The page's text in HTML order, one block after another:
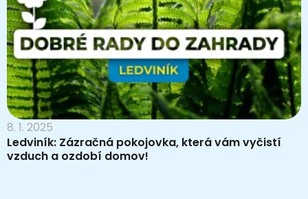
8. 1. 2025
Ledviník: Zázračná pokojovka, která vám vyčistí
vzduch a ozdobí domov!